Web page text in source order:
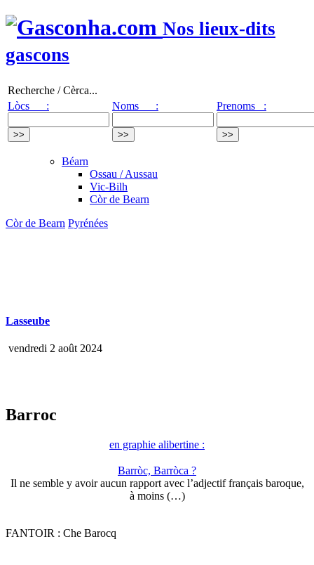
Nos lieux-dits
gascons
Recherche / Cèrca...
Lòcs :
Noms : Prenoms :
Béarn
Ossau / Aussau
Vic-Bilh
Còr de Bearn
Còr de Bearn Pyrénées
Lasseube
vendredi 2 août 2024
Barroc
en graphie alibertine :
Barròc, Barròca ?
Il ne semble y avoir aucun rapport avec l’adjectif français baroque,
à moins (…)
FANTOIR : Che Barocq